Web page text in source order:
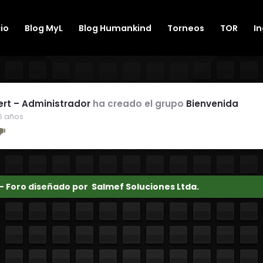
Blog MyL Blog Humankind Torneos TOR
– Administrador ha creado el grupo Bienvenida
años
Foro diseñado por Salmef Soluciones Ltda.